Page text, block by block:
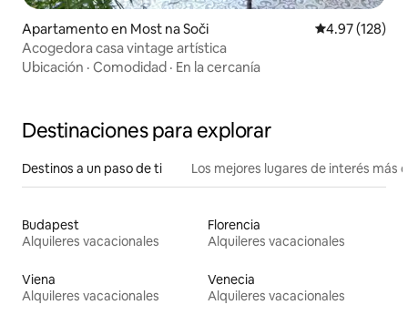
Apartamento en Most na Soči Calificación
4.97 (128)
Acogedora casa vintage artística
Ubicación · Comodidad · En la cercanía
Destinaciones para explorar
Destinos a un paso de ti Los mejores lugares de interés más
Budapest
Alquileres vacacionales
Florencia
Alquileres vacacionales
Viena
Alquileres vacacionales
Venecia
Alquileres vacacionales